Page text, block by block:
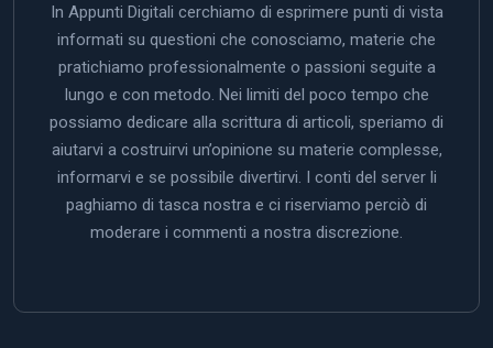
In Appunti Digitali cerchiamo di esprimere punti di vista
informati su questioni che conosciamo, materie che
pratichiamo professionalmente o passioni seguite a
lungo e con metodo. Nei limiti del poco tempo che
possiamo dedicare alla scrittura di articoli, speriamo di
aiutarvi a costruirvi un’opinione su materie complesse,
informarvi e se possibile divertirvi. I conti del server li
paghiamo di tasca nostra e ci riserviamo perciò di
moderare i commenti a nostra discrezione.